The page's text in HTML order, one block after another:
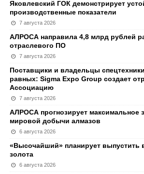
Яковлевский ГОК демонстрирует
производственные показатели
7 августа 2026
АЛРОСА направила 4,8 млрд рублей
отраслевого ПО
7 августа 2026
Поставщики и владельцы
равных: Sigma Expo Group создает
Ассоциацию
7 августа 2026
АЛРОСА прогнозирует максимальное
мировой добычи алмазов
6 августа 2026
«Высочайший» планирует выпустить
золота
6 августа 2026